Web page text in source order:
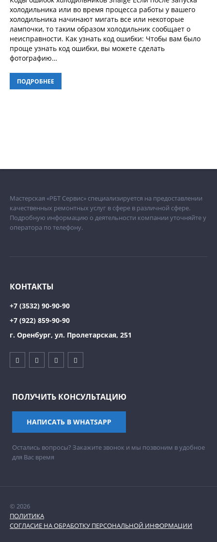
холодильника или во время процесса работы у вашего
холодильника начинают мигать все или некоторые
лампочки, то таким образом холодильник сообщает о
неисправности. Как узнать код ошибки: Чтобы вам было
проще узнать код ошибки, вы можете сделать
фотографию…
ПОДРОБНЕЕ
Мастерская «РБТ Сервис» специализируется на предоставлении
качественных ремонтных услуг в сфере в различной сфере.
Подробную информацию о деятельности компании уточняйте у
оператора по телефону.
КОНТАКТЫ
+7 (3532) 90-90-90
+7 (922) 859-90-90
г. Оренбург, ул. Пролетарская, 251
ПОЛУЧИТЬ КОНСУЛЬТАЦИЮ
НАПИСАТЬ В WHATSAPP
Остались вопросы? Закажите звонок и мы позвоним в удобное
для Вас время
© 2026
ПОЛИТИКА
СОГЛАСИЕ НА ОБРАБОТКУ ПЕРСОНАЛЬНОЙ ИНФОРМАЦИИ